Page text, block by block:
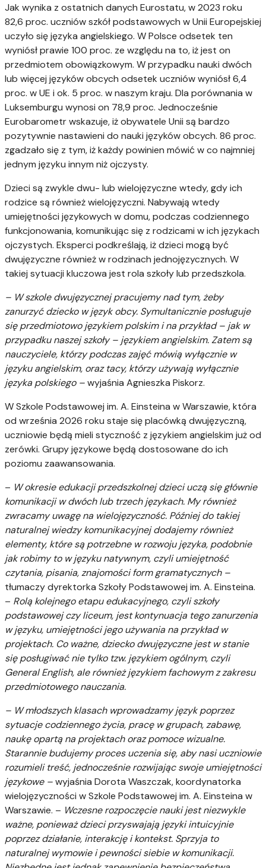
Jak wynika z ostatnich danych Eurostatu, w 2023 roku
82,6 proc. uczniów szkół podstawowych w Unii Europejskiej
uczyło się języka angielskiego. W Polsce odsetek ten
wyniósł prawie 100 proc. ze względu na to, iż jest on
przedmiotem obowiązkowym. W przypadku nauki dwóch
lub więcej języków obcych odsetek uczniów wyniósł 6,4
proc. w UE i ok. 5 proc. w naszym kraju. Dla porównania w
Luksemburgu wynosi on 78,9 proc. Jednocześnie
Eurobarometr wskazuje, iż obywatele Unii są bardzo
pozytywnie nastawieni do nauki języków obcych. 86 proc.
zgadzało się z tym, iż każdy powinien mówić w co najmniej
jednym języku innym niż ojczysty.
Dzieci są zwykle dwu- lub wielojęzyczne wtedy, gdy ich
rodzice są również wielojęzyczni. Nabywają wtedy
umiejętności językowych w domu, podczas codziennego
funkcjonowania, komunikując się z rodzicami w ich językach
ojczystych. Eksperci podkreślają, iż dzieci mogą być
dwujęzyczne również w rodzinach jednojęzycznych. W
takiej sytuacji kluczowa jest rola szkoły lub przedszkola.
– W szkole dwujęzycznej pracujemy nad tym, żeby
zanurzyć dziecko w język obcy. Symultanicznie posługuje
się przedmiotowo językiem polskim i na przykład – jak w
przypadku naszej szkoły – językiem angielskim. Zatem są
nauczyciele, którzy podczas zajęć mówią wyłącznie w
języku angielskim, oraz tacy, którzy używają wyłącznie
języka polskiego –wyjaśnia Agnieszka Piskorz.
W Szkole Podstawowej im. A. Einsteina w Warszawie, która
od września 2026 roku staje się placówką dwujęzyczną,
uczniowie będą mieli styczność z językiem angielskim już od
zerówki. Grupy językowe będą dostosowane do ich
poziomu zaawansowania.
– W okresie edukacji przedszkolnej dzieci uczą się głównie
komunikacji w dwóch lub trzech językach. My również
zwracamy uwagę na wielojęzyczność. Później do takiej
naturalnej wiedzy komunikacyjnej dodajemy również
elementy, które są potrzebne w rozwoju języka, podobnie
jak robimy to w języku natywnym, czyli umiejętność
czytania, pisania, znajomości form gramatycznych –
tłumaczy dyrektorka Szkoły Podstawowej im. A. Einsteina.
– Rolą kolejnego etapu edukacyjnego, czyli szkoły
podstawowej czy liceum, jest kontynuacja tego zanurzenia
w języku, umiejętności jego używania na przykład w
projektach. Co ważne, dziecko dwujęzyczne jest w stanie
się posługiwać nie tylko tzw. językiem ogólnym, czyli
General English, ale również językiem fachowym z zakresu
przedmiotowego nauczania.
– W młodszych klasach wprowadzamy język poprzez
sytuacje codziennego życia, pracę w grupach, zabawę,
naukę opartą na projektach oraz pomoce wizualne.
Starannie budujemy proces uczenia się, aby nasi uczniowie
rozumieli treść, jednocześnie rozwijając swoje umiejętności
językowe –wyjaśnia Dorota Waszczak, koordynatorka
wielojęzyczności w Szkole Podstawowej im. A. Einsteina w
Warszawie. – Wczesne rozpoczęcie nauki jest niezwykle
ważne, ponieważ dzieci przyswajają języki intuicyjnie
poprzez działanie, interakcję i kontekst. Sprzyja to
naturalnej wymowie i pewności siebie w komunikacji.